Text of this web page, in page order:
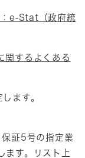
e-Stat（政府統
関するよくある
ます。
保証5号の指定業
ます。リスト上